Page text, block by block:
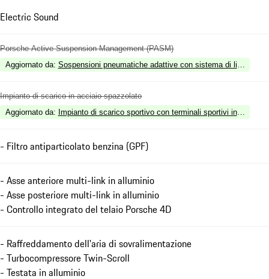
Electric Sound
Porsche Active Suspension Management (PASM)
Aggiornato da: Sospensioni pneumatiche adattive con sistema di
Impianto di scarico in acciaio spazzolato
Aggiornato da: Impianto di scarico sportivo con terminali sportivi in bronzo
- Filtro antiparticolato benzina (GPF)
- Asse anteriore multi-link in alluminio
- Asse posteriore multi-link in alluminio
- Controllo integrato del telaio Porsche 4D
- Raffreddamento dell'aria di sovralimentazione
- Turbocompressore Twin-Scroll
- Testata in alluminio